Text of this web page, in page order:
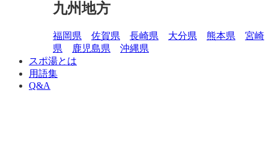
九州地方
福岡県 佐賀県 長崎県 大分県 熊本県
宮崎
県
鹿児島県
沖縄県
スポ湯とは
用語集
Q&A